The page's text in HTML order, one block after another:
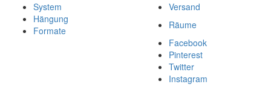
System
Hängung
Formate
Versand
Räume
Facebook
Pinterest
Twitter
Instagram